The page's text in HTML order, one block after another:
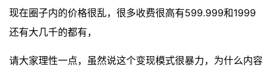
现在圈子内的价格很乱，很多收费很高有599.999和1999
还有大几千的都有，
请大家理性一点，虽然说这个变现模式很暴力，为什么内容